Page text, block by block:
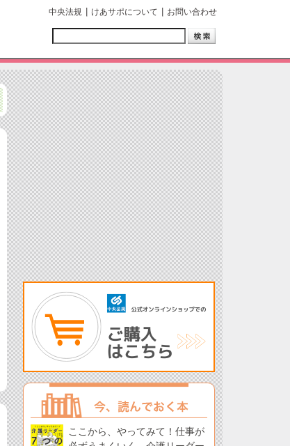
中央法規 けあサポについて お問い合わせ
ここから、やってみて！仕事が